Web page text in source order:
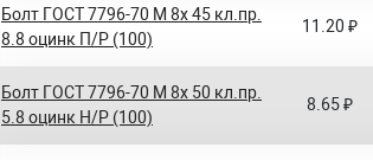
Болт ГОСТ 7796-70 M 8x 45 кл.пр.
8.8 оцинк П/Р (100)
11.20 ₽
Болт ГОСТ 7796-70 M 8x 50 кл.пр.
5.8 оцинк Н/Р (100)
8.65 ₽